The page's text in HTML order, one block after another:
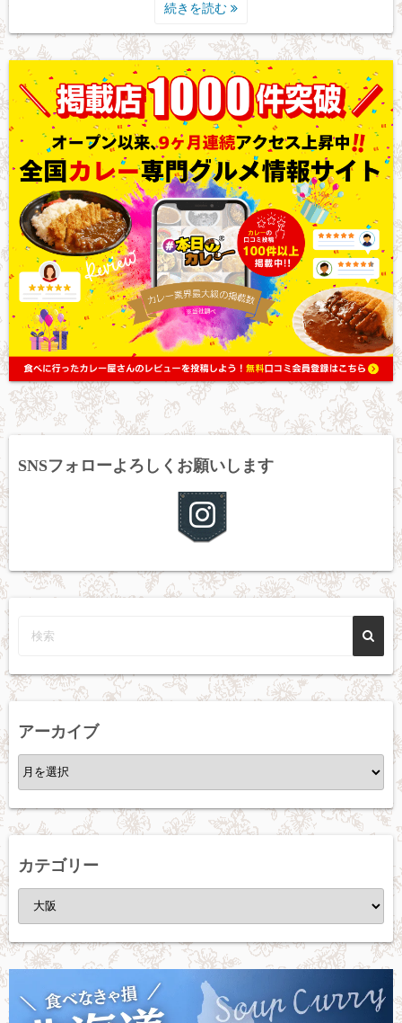
続きを読む
SNSフォローよろしくお願いします
アーカイブ
ア
ー
カ
イ
ブ
カテゴリー
テ
ゴ
リ